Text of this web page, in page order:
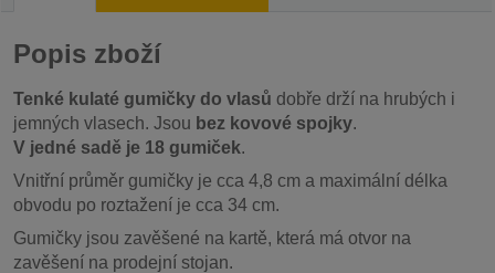
Popis zboží
Tenké kulaté gumičky do vlasů dobře drží na hrubých i
jemných vlasech. Jsou bez kovové spojky.
V jedné sadě je 18 gumiček.
Vnitřní průměr gumičky je cca 4,8 cm a maximální délka
obvodu po roztažení je cca 34 cm.
Gumičky jsou zavěšené na kartě, která má otvor na
zavěšení na prodejní stojan.